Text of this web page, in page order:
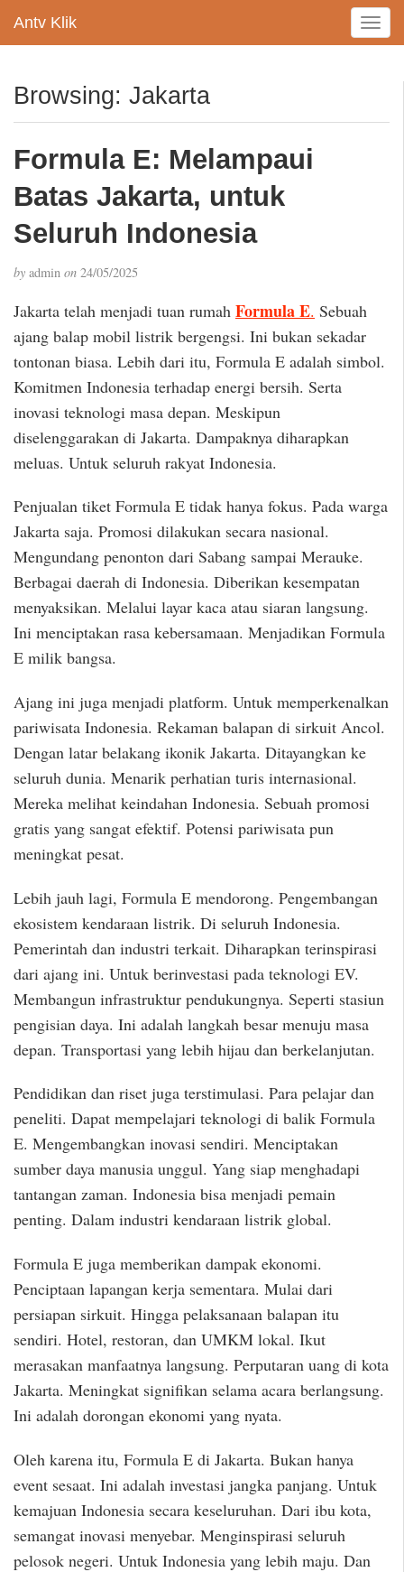
Antv Klik
T
o
e
Browsing: Jakarta
Formula E: Melampaui
Batas Jakarta, untuk
Seluruh Indonesia
by admin on 24/05/2025
Jakarta telah menjadi tuan rumah Formula E. Sebuah
ajang balap mobil listrik bergengsi. Ini bukan sekadar
tontonan biasa. Lebih dari itu, Formula E adalah simbol.
Komitmen Indonesia terhadap energi bersih. Serta
inovasi teknologi masa depan. Meskipun
diselenggarakan di Jakarta. Dampaknya diharapkan
meluas. Untuk seluruh rakyat Indonesia.
Penjualan tiket Formula E tidak hanya fokus. Pada warga
Jakarta saja. Promosi dilakukan secara nasional.
Mengundang penonton dari Sabang sampai Merauke.
Berbagai daerah di Indonesia. Diberikan kesempatan
menyaksikan. Melalui layar kaca atau siaran langsung.
Ini menciptakan rasa kebersamaan. Menjadikan Formula
E milik bangsa.
Ajang ini juga menjadi platform. Untuk memperkenalkan
pariwisata Indonesia. Rekaman balapan di sirkuit Ancol.
Dengan latar belakang ikonik Jakarta. Ditayangkan ke
seluruh dunia. Menarik perhatian turis internasional.
Mereka melihat keindahan Indonesia. Sebuah promosi
gratis yang sangat efektif. Potensi pariwisata pun
meningkat pesat.
Lebih jauh lagi, Formula E mendorong. Pengembangan
ekosistem kendaraan listrik. Di seluruh Indonesia.
Pemerintah dan industri terkait. Diharapkan terinspirasi
dari ajang ini. Untuk berinvestasi pada teknologi EV.
Membangun infrastruktur pendukungnya. Seperti stasiun
pengisian daya. Ini adalah langkah besar menuju masa
depan. Transportasi yang lebih hijau dan berkelanjutan.
Pendidikan dan riset juga terstimulasi. Para pelajar dan
peneliti. Dapat mempelajari teknologi di balik Formula
E. Mengembangkan inovasi sendiri. Menciptakan
sumber daya manusia unggul. Yang siap menghadapi
tantangan zaman. Indonesia bisa menjadi pemain
penting. Dalam industri kendaraan listrik global.
Formula E juga memberikan dampak ekonomi.
Penciptaan lapangan kerja sementara. Mulai dari
persiapan sirkuit. Hingga pelaksanaan balapan itu
sendiri. Hotel, restoran, dan UMKM lokal. Ikut
merasakan manfaatnya langsung. Perputaran uang di kota
Jakarta. Meningkat signifikan selama acara berlangsung.
Ini adalah dorongan ekonomi yang nyata.
Oleh karena itu, Formula E di Jakarta. Bukan hanya
event sesaat. Ini adalah investasi jangka panjang. Untuk
kemajuan Indonesia secara keseluruhan. Dari ibu kota,
semangat inovasi menyebar. Menginspirasi seluruh
pelosok negeri. Untuk Indonesia yang lebih maju. Dan